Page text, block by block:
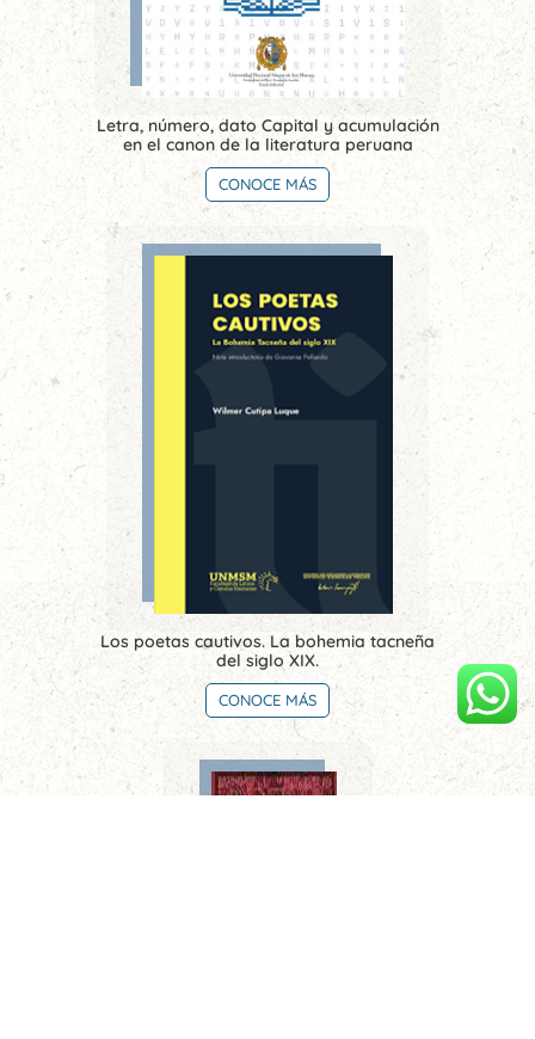
Letra, número, dato Capital y acumulación
en el canon de la literatura peruana
CONOCE MÁS
Los poetas cautivos. La bohemia tacneña
del siglo XIX.
CONOCE MÁS